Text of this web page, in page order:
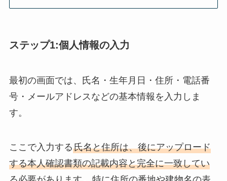
ステップ1:個人情報の入力
最初の画面では、氏名・生年月日・住所・電話番
号・メールアドレスなどの基本情報を入力しま
す。
ここで入力する氏名と住所は、後にアップロード
する本人確認書類の記載内容と完全に一致してい